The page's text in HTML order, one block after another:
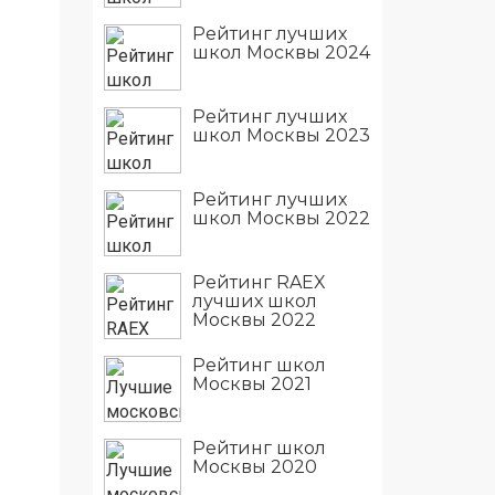
Рейтинг лучших
школ Москвы 2024
Рейтинг лучших
школ Москвы 2023
Рейтинг лучших
школ Москвы 2022
Рейтинг RAEX
лучших школ
Москвы 2022
Рейтинг школ
Москвы 2021
Рейтинг школ
Москвы 2020